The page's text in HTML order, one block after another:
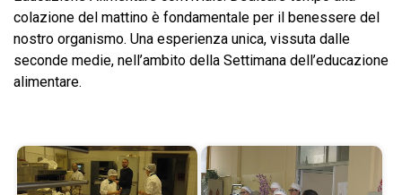
colazione del mattino è fondamentale per il benessere del
nostro organismo. Una esperienza unica, vissuta dalle
seconde medie, nell’ambito della Settimana dell’educazione
alimentare.